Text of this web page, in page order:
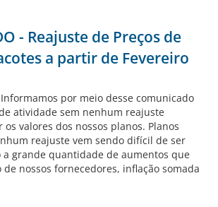
- Reajuste de Preços de
a partir de Fevereiro
por meio desse comunicado
atividade sem nenhum reajuste
valores dos nossos planos. Planos
reajuste vem sendo difícil de ser
grande quantidade de aumentos que
nossos fornecedores, inflação somada